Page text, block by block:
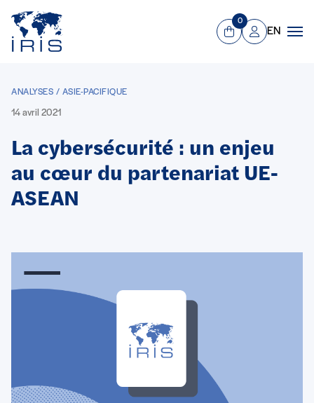
Aller au contenu principal
Panier
0
Mon compte
EN
ANALYSES / ASIE-PACIFIQUE
14 avril 2021
La cybersécurité : un enjeu
au cœur du partenariat UE-
ASEAN